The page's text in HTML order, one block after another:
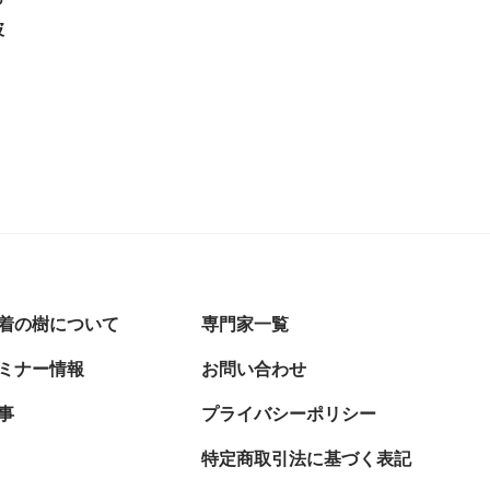
の樹について
ナー情報
専門家一覧
お問い合わせ
プライバシーポリシー
特定商取引法に基づく表記